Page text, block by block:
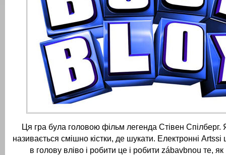
Ця гра була головою фільм легенда Стівен Спілберг.
називається смішно кістки, де шукати. Електронні Artssi
в голову вліво і робити це і робити zábavbnou те,